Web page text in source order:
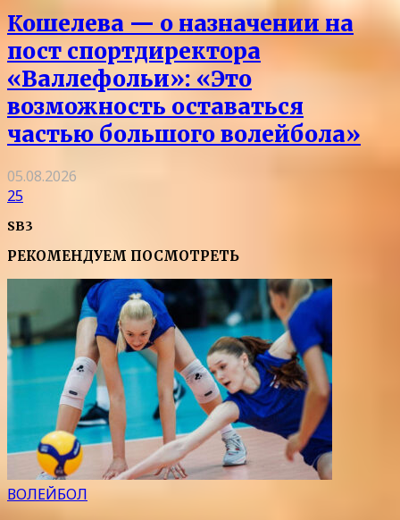
Кошелева — о назначении на
пост спортдиректора
«Валлефольи»: «Это
возможность оставаться
частью большого волейбола»
05.08.2026
25
SB3
РЕКОМЕНДУЕМ ПОСМОТРЕТЬ
ВОЛЕЙБОЛ